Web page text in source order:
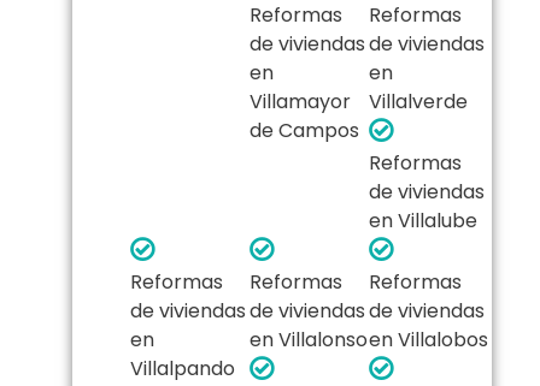
Reformas
de viviendas
en
Villamayor
de Campos
Reformas
de viviendas
en
Villalverde
Reformas
de viviendas
en Villalube
Reformas
de viviendas
en
Villalpando
Reformas
de viviendas
en Villalonso
Reformas
de viviendas
en Villalobos